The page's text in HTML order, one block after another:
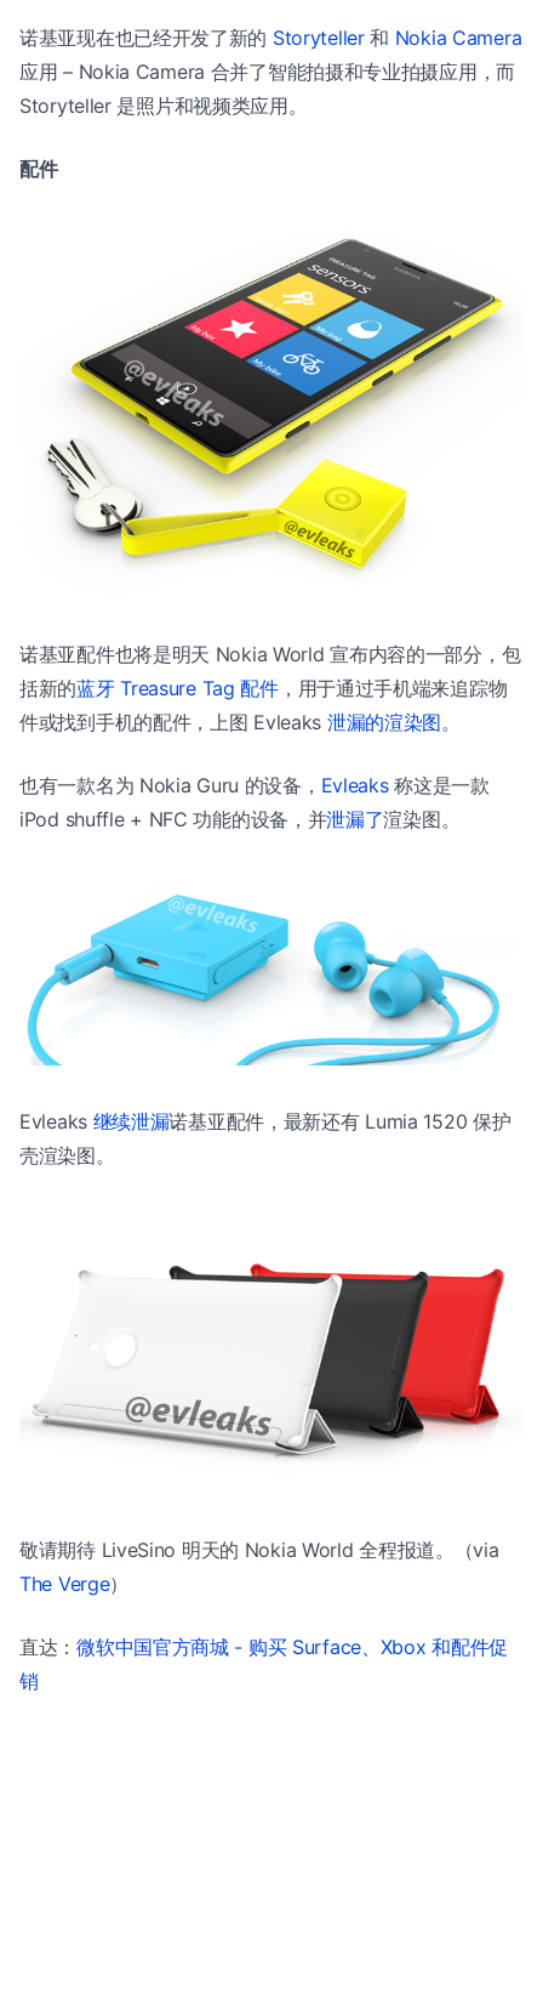
诺基亚现在也已经开发了新的 Storyteller和 Nokia Camera
应用 – Nokia Camera 合并了智能拍摄和专业拍摄应用，而
Storyteller 是照片和视频类应用。
配件
诺基亚配件也将是明天 Nokia World 宣布内容的一部分，包
括新的蓝牙 Treasure Tag 配件，用于通过手机端来追踪物
件或找到手机的配件，上图 Evleaks 泄漏的渲染图。
也有一款名为 Nokia Guru 的设备， Evleaks称这是一款
iPod shuffle + NFC 功能的设备，并泄漏了渲染图。
Evleaks 继续泄漏诺基亚配件，最新还有 Lumia 1520 保护
壳渲染图。
敬请期待 LiveSino 明天的 Nokia World 全程报道。（via
The Verge）
直达：微软中国官方商城 - 购买 Surface、Xbox 和配件促
销